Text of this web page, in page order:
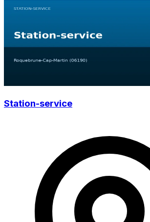
Station-service